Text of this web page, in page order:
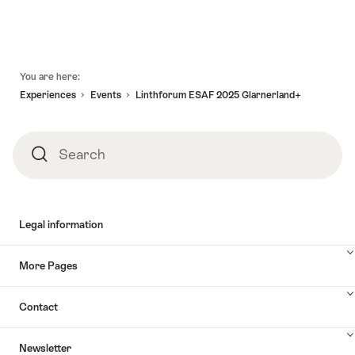
You are here:
Experiences
Events Linthforum ESAF 2025 Glarnerland+
SearchSearch
Legal information
More Pages
Contact
Newsletter